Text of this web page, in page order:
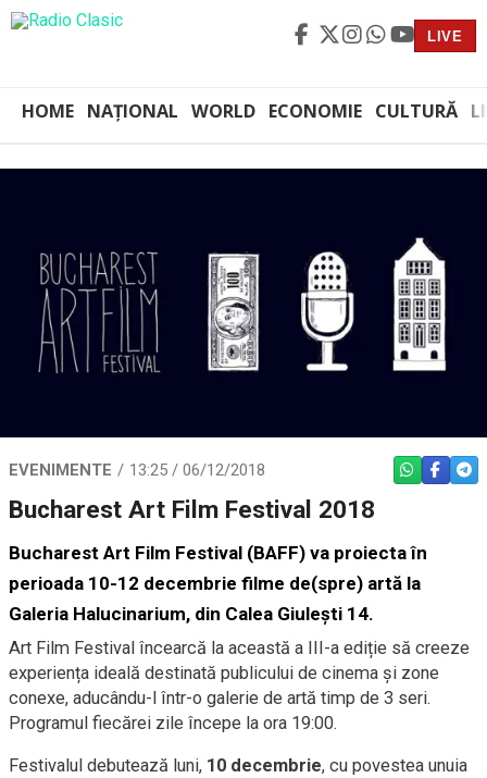
LIVE
HOME NAȚIONAL WORLD ECONOMIE CULTURĂ
EVENIMENTE 13:25 / 06/12/2018 WHATSAPP
Bucharest Art Film Festival 2018
Bucharest Art Film Festival (BAFF) va proiecta în
perioada 10-12 decembrie filme de(spre) artă la
Galeria Halucinarium, din Calea Giulești 14.
Art Film Festival încearcă la această a III-a ediție să creeze
experiența ideală destinată publicului de cinema și zone
conexe, aducându-l într-o galerie de artă timp de 3 seri.
Programul fiecărei zile începe la ora 19:00.
Festivalul debutează luni, 10 decembrie, cu povestea unuia